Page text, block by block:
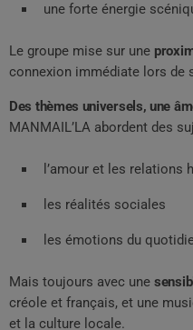
une forte énergie
Le groupe mise sur une
connexion immédiate lors de
Des thèmes universels, une
MANMAIL’LA abordent des
l’amour et les relations
les réalités sociales
les émotions du
Mais toujours avec une
créole et français, et une
et la culture locale.